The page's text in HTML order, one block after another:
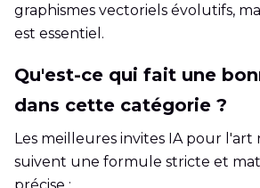
graphismes vectoriels évolutifs,
est essentiel.
Qu'est-ce qui fait une
dans cette catégorie ?
Les meilleures invites IA pour
suivent une formule stricte et
précise :